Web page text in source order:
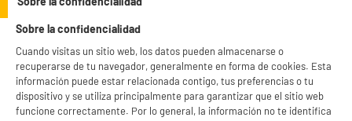
current-store
LEGANÉS, MADRID
productItem__availability-
change-btn
product_list_sticky_button_Filter
Rechazar todas
BIENVENIDO a ELECTRO
DEPOT
Sobre la confidencialidad
Cuando visitas un sitio web, los datos pueden almacenarse o
recuperarse de tu navegador, generalmente en forma de cookies. Esta
información puede estar relacionada contigo, tus preferencias o tu
dispositivo y se utiliza principalmente para garantizar que el sitio web
funcione correctamente. Por lo general, la información no te identifica